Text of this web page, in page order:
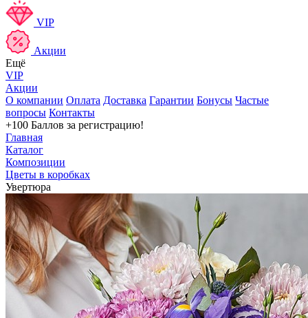
VIP
Акции
Ещё
VIP
Акции
О компании Оплата Доставка Гарантии Бонусы Частые
вопросы Контакты
+100 Баллов за регистрацию!
Главная
Каталог
Композиции
Цветы в коробках
Увертюра